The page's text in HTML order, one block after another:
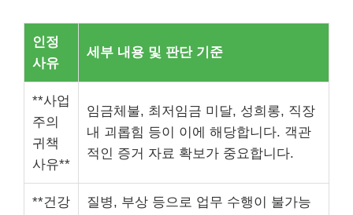
인정
사유
세부 내용 및 판단 기준
**사업
주의
귀책
사유**
임금체불, 최저임금 미달, 성희롱, 직장
내 괴롭힘 등이 이에 해당합니다. 객관
적인 증거 자료 확보가 중요합니다.
**건강
질병, 부상 등으로 업무 수행이 불가능